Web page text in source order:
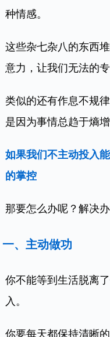
种情感。
这些杂七杂八的东西
意力，让我们无法的
类似的还有作息不规
是因为事情总趋于熵增
如果我们不主动投入
的掌控
那要怎么办呢？解决
一、主动做功
你不能等到生活脱离
入。
你要每天都保持清晰